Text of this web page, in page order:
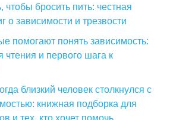
чтобы бросить пить: честная
о зависимости и трезвости
помогают понять зависимость:
чтения и первого шага к
близкий человек столкнулся с
книжная подборка для